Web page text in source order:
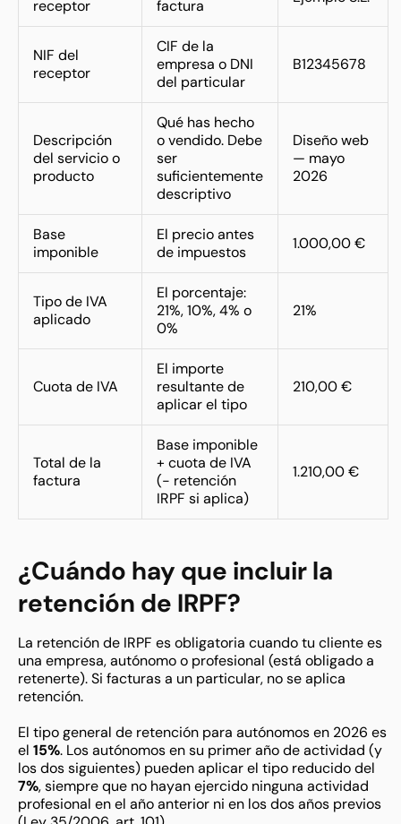
receptor
factura
NIF del
receptor
CIF de la
empresa o DNI
del particular
B12345678
Descripción
del servicio o
producto
Qué has hecho
o vendido. Debe
ser
suficientemente
descriptivo
Diseño web
— mayo
2026
Base
imponible
El precio antes
de impuestos
1.000,00 €
Tipo de IVA
aplicado
El porcentaje:
21%, 10%, 4% o
0%
21%
Cuota de IVA
El importe
resultante de
aplicar el tipo
210,00 €
Total de la
factura
Base imponible
+ cuota de IVA
(- retención
IRPF si aplica)
1.210,00 €
¿Cuándo hay que incluir la
retención de IRPF?
La retención de IRPF es obligatoria cuando tu cliente es
una empresa, autónomo o profesional (está obligado a
retenerte). Si facturas a un particular, no se aplica
retención.
El tipo general de retención para autónomos en 2026 es
el 15%. Los autónomos en su primer año de actividad (y
los dos siguientes) pueden aplicar el tipo reducido del
7%, siempre que no hayan ejercido ninguna actividad
profesional en el año anterior ni en los dos años previos